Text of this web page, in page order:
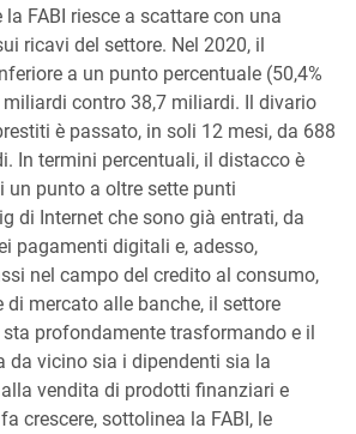
FABI riesce a scattare con una
ricavi del settore. Nel 2020, il
a un punto percentuale (50,4%
miliardi contro 38,7 miliardi. Il divario
è passato, in soli 12 mesi, da 688
In termini percentuali, il distacco è
un punto a oltre sette punti
di Internet che sono già entrati, da
pagamenti digitali e, adesso,
nel campo del credito al consumo,
di mercato alle banche, il settore
profondamente trasformando e il
da vicino sia i dipendenti sia la
vendita di prodotti finanziari e
crescere, sottolinea la FABI, le